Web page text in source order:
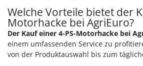
Welche Vorteile bietet der
Motorhacke bei AgriEuro?
Der Kauf einer 4-PS-Motorhacke bei
einem umfassenden Service zu
von der Produktauswahl bis zum